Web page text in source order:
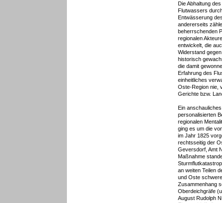
Die Abhaltung
Flutwassers
Entwässerung
andererseits
beherrschenden
regionalen
entwickelt, die
Widerstand
historisch
die damit
Erfahrung des
einheitliches
Oste-Region nie,
Gerichte bzw.
Ein
personalisierten
regionalen
ging es um die
im Jahr 1825
rechtsseitig der
Geversdorf, Amt
Maßnahme
an weiten Teilen
und Oste
Zusammenhang
Oberdeichgräfe
August Rudolph